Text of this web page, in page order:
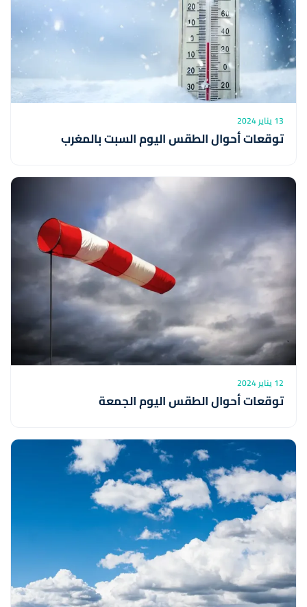
13 يناير 2024
توقعات أحوال الطقس اليوم السبت بالمغرب
12 يناير 2024
توقعات أحوال الطقس اليوم الجمعة